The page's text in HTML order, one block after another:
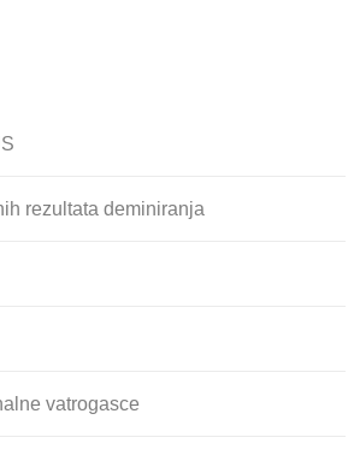
rezultata deminiranja
vatrogasce